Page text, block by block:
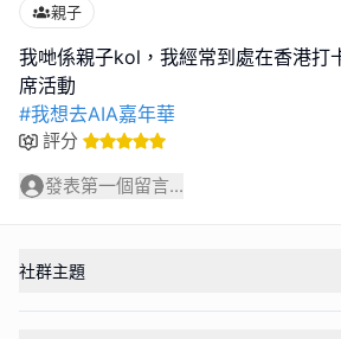
親子
我哋係親子kol，我經常到處在香港打
#我想去AIA嘉年華
評分
發表第一個留言...
社群主題